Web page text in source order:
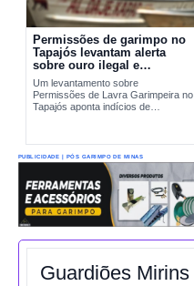
Permissões de garimpo no
Tapajós levantam alerta
sobre ouro ilegal e
contaminação por mercúrio
Um levantamento sobre
Permissões de Lavra Garimpeira no
Tapajós aponta indícios de
amplia preocupações sobre...
PUBLICIDADE | PÓS GARIMPO DE MINAS
Guardiões Mirins